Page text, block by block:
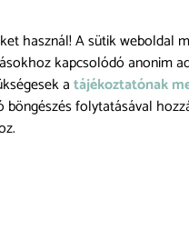
Információ
Termékeink
használ! A sütik weboldal
kapcsolódó anonim
atájékoztatónak
folytatásával